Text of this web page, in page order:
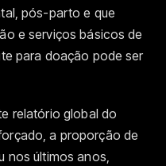
pós-parto e que
e serviços básicos de
para doação pode ser
relatório global do
a proporção de
nos últimos anos,